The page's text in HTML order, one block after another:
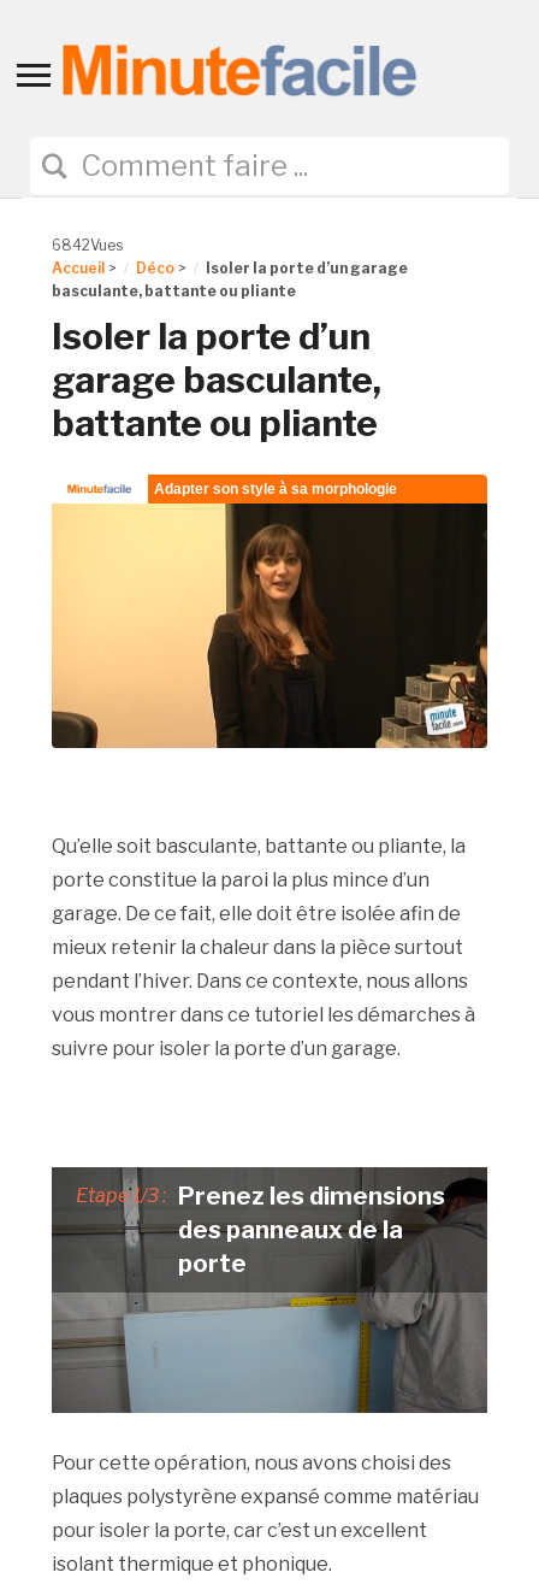
Toggle
navigation
6842Vues
Accueil > Déco >
Isoler la porte d’un garage
basculante, battante ou pliante
Isoler la porte d’un
garage basculante,
battante ou pliante
Qu’elle soit basculante, battante ou pliante, la
porte constitue la paroi la plus mince d’un
garage. De ce fait, elle doit être isolée afin de
mieux retenir la chaleur dans la pièce surtout
pendant l’hiver. Dans ce contexte, nous allons
vous montrer dans ce tutoriel les démarches à
suivre pour isoler la porte d’un garage.
Etape 1/3 : Prenez les dimensions
des panneaux de la
porte
Pour cette opération, nous avons choisi des
plaques polystyrène expansé comme matériau
pour isoler la porte, car c’est un excellent
isolant thermique et phonique.